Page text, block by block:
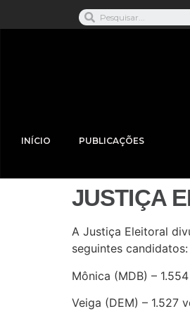
INÍCIO PUBLICAÇÕES
JUSTIÇA
A Justiça Eleitoral
seguintes candidatos:
Mônica (MDB) –
Veiga (DEM) – 1.527